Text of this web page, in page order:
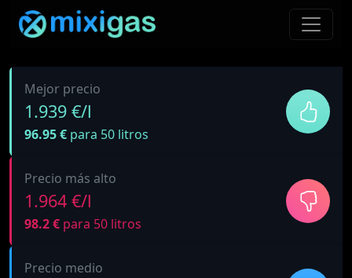
Mejor precio
1.939 €/l
96.95 € para 50 litros
Precio más alto
1.964 €/l
98.2 € para 50 litros
Precio medio